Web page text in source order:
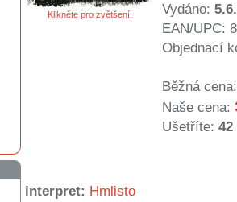
Klikněte pro zvětšení.
Vydáno:
EAN/UPC:
Objednací
Běžná cena:
Naše cena:
Ušetříte: 42
interpret: Hmlisto